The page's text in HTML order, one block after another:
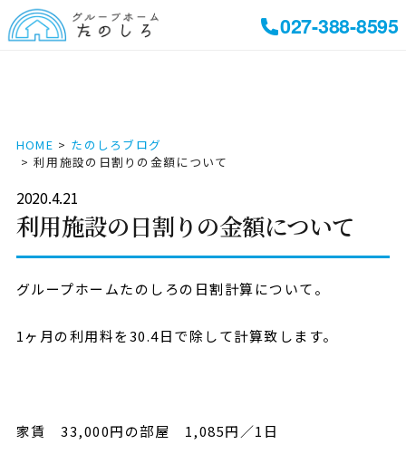
027-388-8595
HOME
たのしろブログ
利用施設の日割りの金額について
2020.4.21
利用施設の日割りの金額について
グループホームたのしろの日割計算について。
1ヶ月の利用料を30.4日で除して計算致します。
家賃 33,000円の部屋 1,085円／1日